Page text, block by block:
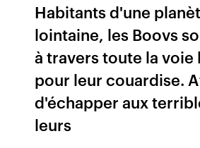
Habitants d'une
lointaine, les Boovs
à travers toute la voie
pour leur couardise.
d'échapper aux
leurs